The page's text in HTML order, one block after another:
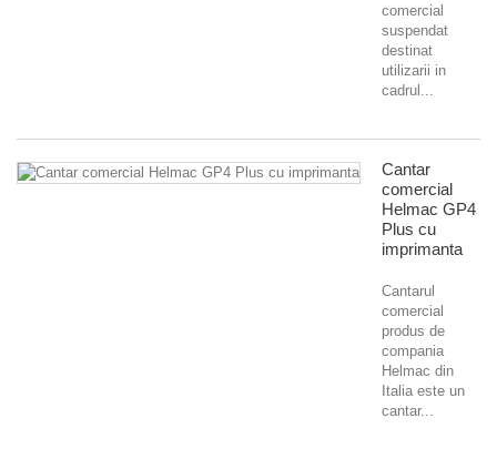
comercial
suspendat
destinat
utilizarii in
cadrul...
Cantar
comercial
Helmac GP4
Plus cu
imprimanta
Cantarul
comercial
produs de
compania
Helmac din
Italia este un
cantar...